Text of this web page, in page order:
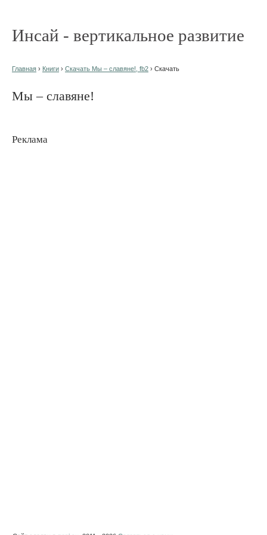
Инсай - вертикальное развитие
Главная › Книги › Скачать Мы – славяне!, fb2 › Скачать
Мы – славяне!
Реклама